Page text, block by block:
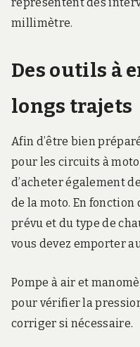
millimètre.
Des outils à
longs trajets
Afin d’être bien
pour les circuits à
d’acheter également
de la moto. En
prévu et du type de
vous devez emporter
Pompe à air et
pour vérifier la
corriger si nécessaire.